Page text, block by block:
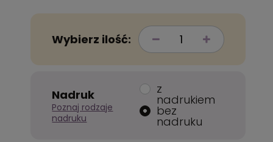
Wybierz ilość:
Nadruk
Poznaj rodzaje
nadruku
z
nadrukiem
bez
nadruku